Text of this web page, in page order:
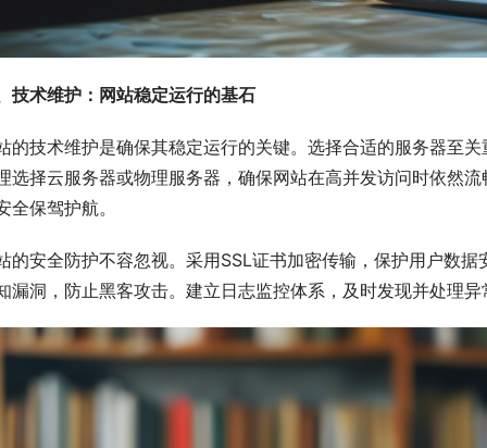
技术维护：网站稳定运行的基石
的技术维护是确保其稳定运行的关键。选择合适的服务器至
选择云服务器或物理服务器，确保网站在高并发访问时依然
全保驾护航。
的安全防护不容忽视。采用SSL证书加密传输，保护用户数
漏洞，防止黑客攻击。建立日志监控体系，及时发现并处理异